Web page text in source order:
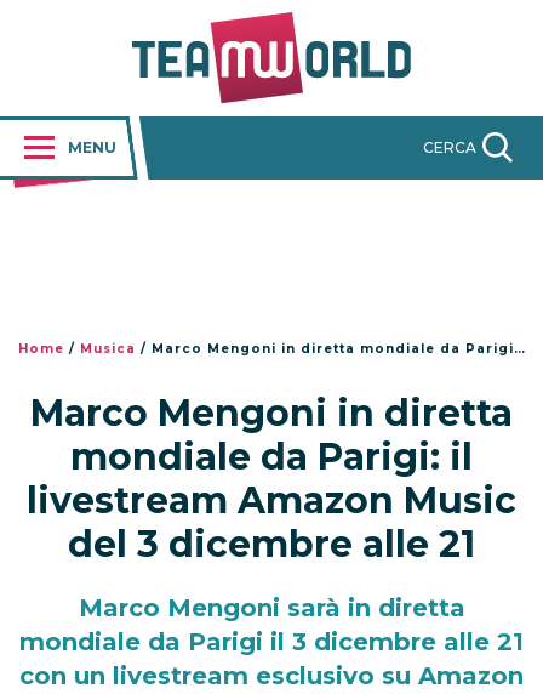
MENU CERCA
Home / Musica / Marco Mengoni in diretta mondiale da Parigi: il livestream Amazon Music del 3 dicembre alle 21
Marco Mengoni in diretta
mondiale da Parigi: il
livestream Amazon Music
del 3 dicembre alle 21
Marco Mengoni sarà in diretta
mondiale da Parigi il 3 dicembre alle 21
con un livestream esclusivo su Amazon